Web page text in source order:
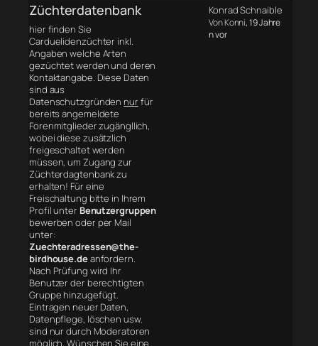
Züchterdatenbank
hier finden Sie
Carduelidenzüchter inkl.
Angaben welche Arten
gezüchtet werden und deren
Kontaktangabe. Diese Daten
sind aus
Datenschutzgründen nurfür
bereits angemeldete
Forenmitglieder zugängllich,
wobei diese zusätzlich
freigeschaltet werden
müssen, um Zugang zur
Züchterdagtenbank zu
erhalten! Für eine
Freischaltung bitte in Ihrem
Profil unter Benutzergruppen
bewerben oder per Mail
unter:
Zuechteradressen@the-
birdhouse.deanfordern.
Nach Prüfung wird Ihr
Benutzer der berechtigten
Gruppe hinzugefügt.
Eintragen neuer Daten,
Datenpflege, löschen usw.
sind nur durch Moderatoren
möglich. Wünschen Sie eine
Konrad Schnaible
Von Konni, 19 Jahre
n vor